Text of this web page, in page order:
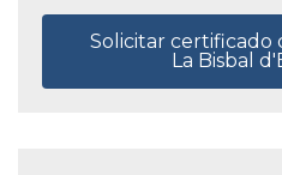
Solicitar certificado
La Bisbal